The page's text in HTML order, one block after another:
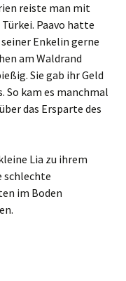
reiste man mit
Paavo hatte
Enkelin gerne
am Waldrand
Sie gab ihr Geld
So kam es manchmal
das Ersparte des
Lia zu ihrem
schlechte
im Boden